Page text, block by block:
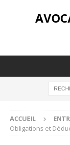
ACCUEIL
Obligations et